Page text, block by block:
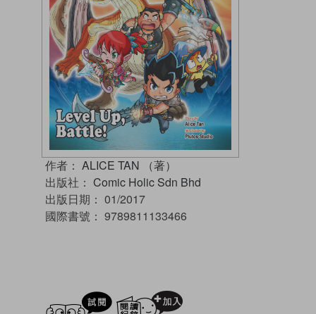
作者： ALICE TAN （著）
出版社： Comic Holic Sdn Bhd
出版日期： 01/2017
國際書號： 9789811133466
試閲